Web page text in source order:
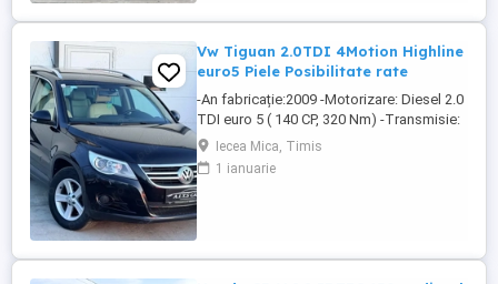
Unitate multimedia ...
Vw Tiguan 2.0TDI 4Motion Highline
euro5 Piele Posibilitate rate
-An fabricație:2009 -Motorizare: Diesel 2.0
TDI euro 5 ( 140 CP, 320 Nm) -Transmisie:
Automată DSG (6 trepte) -Tracțiune:
Integrală 4Motion stabilitate optimă pe
orice teren (4x4) -Kilometraj: 237.000 km
Iecea Mica, Timis
1 ianuarie